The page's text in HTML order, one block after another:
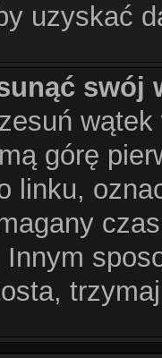
uzyskać
swój
górę
linku,
Innym